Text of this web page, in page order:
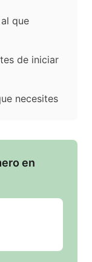
que
de iniciar
necesites
en